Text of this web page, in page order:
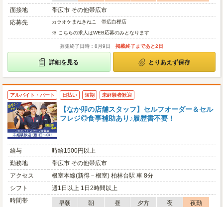
面接地
帯広市 その他帯広市
応募先
カラオケまねきねこ 帯広白樺店
※ こちらの求人はWEB応募のみとなります
募集終了日時：8月9日 掲載終了まであと2日
詳細を見る とりあえず保存
アルバイト・パート 日払い 短期 未経験者歓迎
【なか卯の店舗スタッフ】セルフオーダー＆セル
フレジ◎食事補助あり♪履歴書不要！
給与
時給1500円以上
勤務地
帯広市 その他帯広市
アクセス
根室本線(新得－根室) 柏林台駅 車 8分
シフト
週1日以上 1日2時間以上
時間帯
早朝 朝 昼 夕方 夜
夜勤